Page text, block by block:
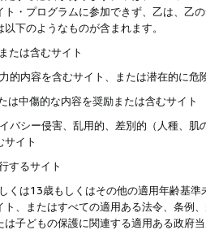
・プログラムに参加できず、乙は、乙
下のようなものが含まれます。
たは含むサイト
的内容を含むサイト、または潜在的に
は中傷的な内容を奨励または含むサイト
バシー侵害、乱用的、差別的（人種、
サイト
するサイト
くは13歳もしくはその他の適用年齢基
、またはすべての適用ある法令、条例
子どもの保護に関連する適用ある政府